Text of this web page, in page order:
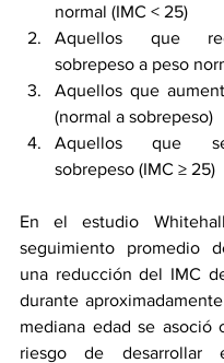
normal (IMC < 25)
Aquellos que
sobrepeso a peso
Aquellos que
(normal a sobrepeso)
Aquellos que
sobrepeso (IMC ≥ 25)
En el estudio
seguimiento promedio
una reducción del IMC
durante
mediana edad se asoció
riesgo de desarrollar